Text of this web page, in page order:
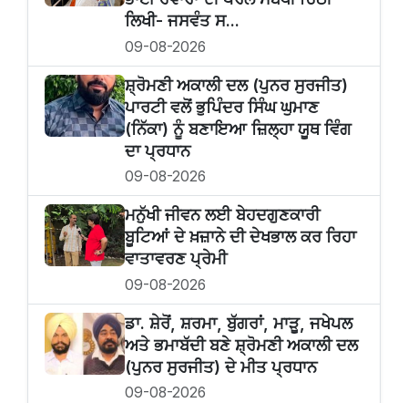
ਲਿਖੀ- ਜਸਵੰਤ ਸ...
09-08-2026
ਸ਼੍ਰੋਮਣੀ ਅਕਾਲੀ ਦਲ (ਪੁਨਰ ਸੁਰਜੀਤ)
ਪਾਰਟੀ ਵਲੋਂ ਭੁਪਿੰਦਰ ਸਿੰਘ ਘੁਮਾਣ
(ਨਿੱਕਾ) ਨੂੰ ਬਣਾਇਆ ਜ਼ਿਲ੍ਹਾ ਯੂਥ ਵਿੰਗ
ਦਾ ਪ੍ਰਧਾਨ
09-08-2026
ਮਨੁੱਖੀ ਜੀਵਨ ਲਈ ਬੇਹਦਗੁਣਕਾਰੀ
ਬੂਟਿਆਂ ਦੇ ਖ਼ਜ਼ਾਨੇ ਦੀ ਦੇਖਭਾਲ ਕਰ ਰਿਹਾ
ਵਾਤਾਵਰਣ ਪ੍ਰੇਮੀ
09-08-2026
ਡਾ. ਸ਼ੇਰੋਂ, ਸ਼ਰਮਾ, ਬੁੱਗਰਾਂ, ਮਾੜੂ, ਜਖੇਪਲ
ਅਤੇ ਭਮਾਬੱਦੀ ਬਣੇ ਸ਼੍ਰੋਮਣੀ ਅਕਾਲੀ ਦਲ
(ਪੁਨਰ ਸੁਰਜੀਤ) ਦੇ ਮੀਤ ਪ੍ਰਧਾਨ
09-08-2026